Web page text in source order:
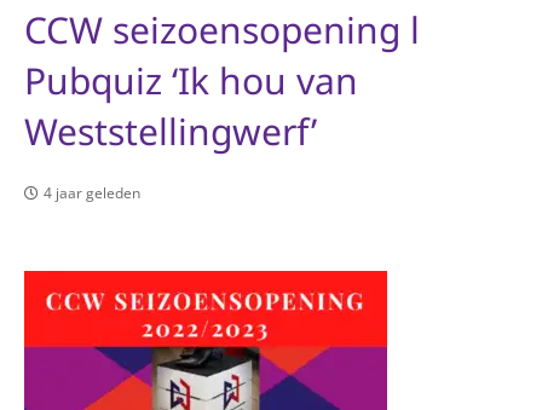
CCW seizoensopening l
Pubquiz ‘Ik hou van
Weststellingwerf’
4 jaar geleden